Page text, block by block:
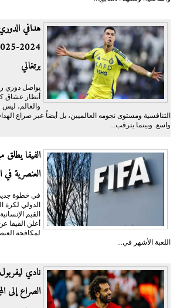
هدافي
برتغالي
يواصل دوري
أنظار عشاق
والعالم،
التنافسية ومستوى نجومه العالميين، بل أيضاً عبر صراع
واسع. وبينما يترقب...
الفيفا يطلق
العنصرية في
في خطوة
الدولي لكرة
القيم
أعلن الفيفا
لمكافحة
اللعبة الأشهر في...
نادي
الصراع إلى